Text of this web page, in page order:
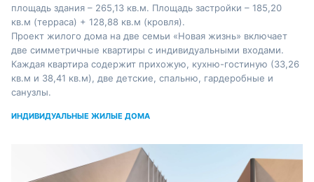
площадь здания – 265,13 кв.м. Площадь застройки – 185,20
кв.м (терраса) + 128,88 кв.м (кровля).
Проект жилого дома на две семьи «Новая жизнь» включает
две симметричные квартиры с индивидуальными входами.
Каждая квартира содержит прихожую, кухню-гостиную (33,26
кв.м и 38,41 кв.м), две детские, спальню, гардеробные и
санузлы.
ИНДИВИДУАЛЬНЫЕ ЖИЛЫЕ ДОМА